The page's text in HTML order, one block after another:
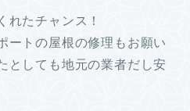
れたチャンス！
ートの屋根の修理もお願い
としても地元の業者だし安